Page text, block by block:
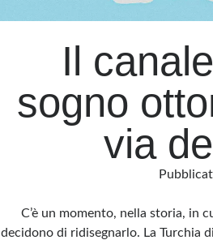
Il
sogno
via
C’è un momento, nella storia, in
decidono di ridisegnarlo. La Turchia